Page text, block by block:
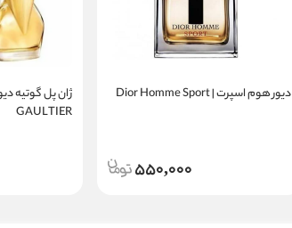
دیور هوم اسپرت | Dior Homme Sport
550,000
GAULTIER